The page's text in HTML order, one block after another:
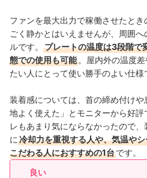
ファンを最大出力で稼働させたと
ごく静かとはいえませんが、周囲
ルです。
プレートの温度は3段階で
態での使用も可能。屋内外の温度
たい人にとって使い勝手のよい仕様
装着感については、首の締め付け
地よく使えた」とモニターから好
レもあまり気にならなかったので
に冷却力を重視する人や、気温や
こだわる人におすすめの1台です。
良い